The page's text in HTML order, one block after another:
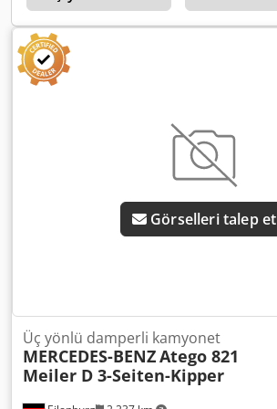
Görselleri talep et
Üç yönlü damperli kamyonet
MERCEDES-BENZAtego 821
Meiler D 3-Seiten-Kipper